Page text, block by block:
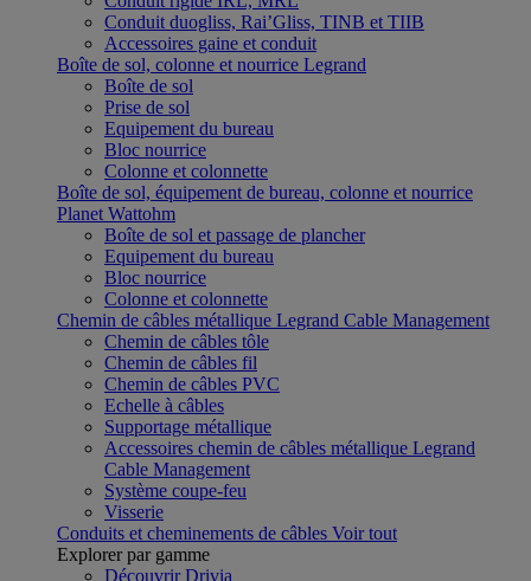
Conduit duogliss, Rai’Gliss, TINB et TIIB
Accessoires gaine et conduit
Boîte de sol, colonne et nourrice Legrand
Boîte de sol
Prise de sol
Equipement du bureau
Bloc nourrice
Colonne et colonnette
Boîte de sol, équipement de bureau, colonne et nourrice
Planet Wattohm
Boîte de sol et passage de plancher
Equipement du bureau
Bloc nourrice
Colonne et colonnette
Chemin de câbles métallique Legrand Cable Management
Chemin de câbles tôle
Chemin de câbles fil
Chemin de câbles PVC
Echelle à câbles
Supportage métallique
Accessoires chemin de câbles métallique Legrand
Cable Management
Système coupe-feu
Visserie
Conduits et cheminements de câbles Voir tout
Explorer par gamme
Découvrir Drivia